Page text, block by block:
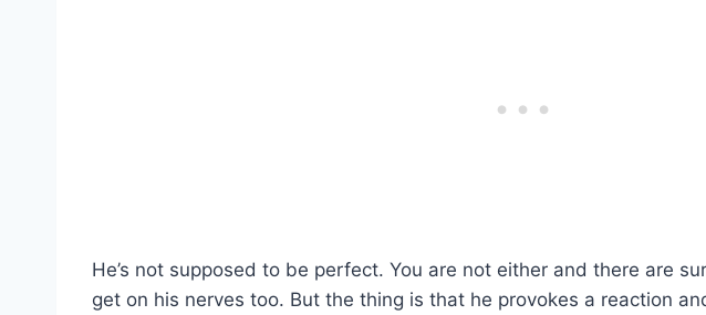
He’s not supposed to be perfect. You are not either and there are
get on his nerves too. But the thing is that he provokes a reaction